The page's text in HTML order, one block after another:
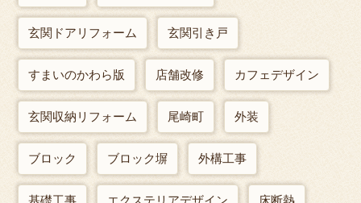
玄関ドアリフォーム 玄関引き戸
すまいのかわら版 店舗改修 カフェデザイン
玄関収納リフォーム 尾崎町 外装
ブロック ブロック塀 外構工事